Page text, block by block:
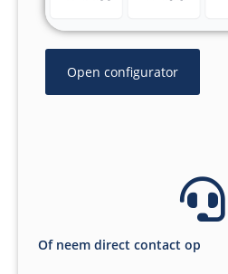
Open configurator
Of neem direct contact op